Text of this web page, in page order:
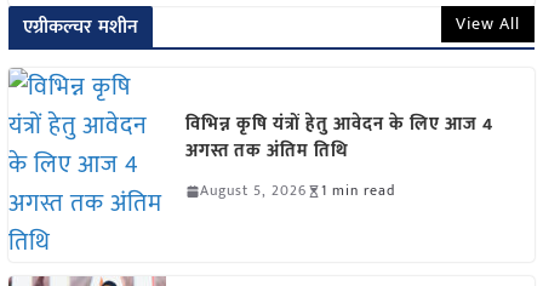
एग्रीकल्चर मशीन View All
विभिन्न कृषि यंत्रों हेतु आवेदन के लिए आज 4
अगस्त तक अंतिम तिथि
August 5, 2026 1 min read